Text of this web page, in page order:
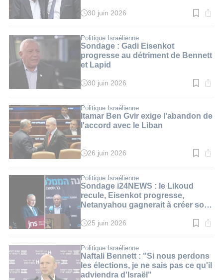
Temps
:
3
min.
30 juin 2026
Politique Israélienne
Sondage : Gadi Eisenkot
progresse au détriment de Bennett
et Lapid
Temps
:
2
min.
30 juin 2026
Politique Israélienne
Itamar Ben Gvir exige l'abandon de
l'accord avec le Liban
Temps
:
3
min.
26 juin 2026
Politique Israélienne
Sondage i24NEWS : le Likoud
recule, Eisenkot progresse,
Netanyahou gagnerait à créer son
Temps
:
2
min.
25 juin 2026
Politique Israélienne
Naftali Bennett : "Si nous perdons
les élections, je ne sais pas ce qu'il
adviendra d'Israël"